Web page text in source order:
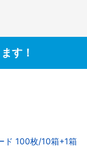
す！
ド 100枚/10箱+1箱